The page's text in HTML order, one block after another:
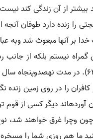
بیشتر از آن زندگی کند
را زنده دارد طوفان
خدا بر آنها مبعوث شد وبه
نیستم بلکه از جانب
(اعراف:59-64). در مدت
را در روی زمین زنده
آورده‏اند دیگر کسی از
چون وچرا غرق خواهند شد،